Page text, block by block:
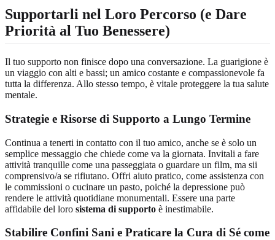
Supportarli nel Loro Percorso (e Dare
Priorità al Tuo Benessere)
Il tuo supporto non finisce dopo una conversazione. La guarigione è
un viaggio con alti e bassi; un amico costante e compassionevole fa
tutta la differenza. Allo stesso tempo, è vitale proteggere la tua salute
mentale.
Strategie e Risorse di Supporto a Lungo Termine
Continua a tenerti in contatto con il tuo amico, anche se è solo un
semplice messaggio che chiede come va la giornata. Invitali a fare
attività tranquille come una passeggiata o guardare un film, ma sii
comprensivo/a se rifiutano. Offri aiuto pratico, come assistenza con
le commissioni o cucinare un pasto, poiché la depressione può
rendere le attività quotidiane monumentali. Essere una parte
affidabile del loro sistema di supporto è inestimabile.
Stabilire Confini Sani e Praticare la Cura di Sé come